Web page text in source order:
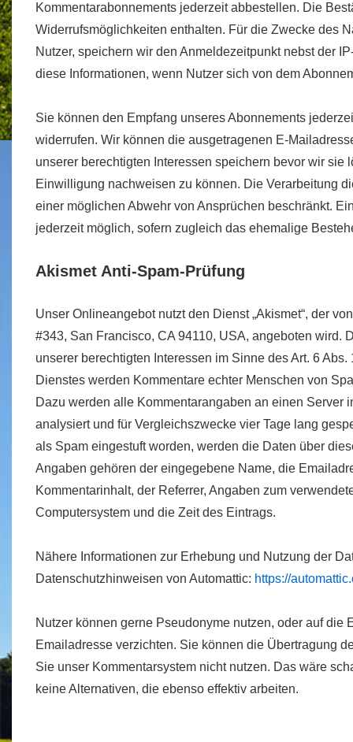
Kommentarabonnements jederzeit abbestellen. Die
Widerrufsmöglichkeiten enthalten. Für die Zwecke des
Nutzer, speichern wir den Anmeldezeitpunkt nebst der
diese Informationen, wenn Nutzer sich von dem
Sie können den Empfang unseres Abonnements
widerrufen. Wir können die ausgetragenen E-
unserer berechtigten Interessen speichern bevor wir sie
Einwilligung nachweisen zu können. Die Verarbeitung
einer möglichen Abwehr von Ansprüchen beschränkt.
jederzeit möglich, sofern zugleich das ehemalige
Akismet Anti-Spam-Prüfung
Unser Onlineangebot nutzt den Dienst „Akismet“, der
#343, San Francisco, CA 94110, USA, angeboten wird.
unserer berechtigten Interessen im Sinne des Art. 6
Dienstes werden Kommentare echter Menschen von
Dazu werden alle Kommentarangaben an einen Server
analysiert und für Vergleichszwecke vier Tage lang
als Spam eingestuft worden, werden die Daten über
Angaben gehören der eingegebene Name, die
Kommentarinhalt, der Referrer, Angaben zum
Computersystem und die Zeit des Eintrags.
Nähere Informationen zur Erhebung und Nutzung der
Datenschutzhinweisen von Automattic: https://
Nutzer können gerne Pseudonyme nutzen, oder auf die
Emailadresse verzichten. Sie können die Übertragung
Sie unser Kommentarsystem nicht nutzen. Das wäre
keine Alternativen, die ebenso effektiv arbeiten.